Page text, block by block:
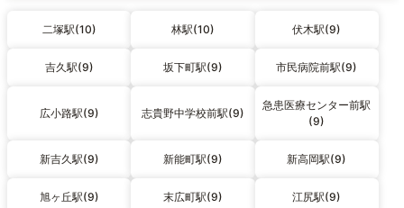
二塚駅(10) 林駅(10) 伏木駅(9)
吉久駅(9) 坂下町駅(9) 市民病院前駅(9)
広小路駅(9) 志貴野中学校前駅(9)
急患医療センター前駅
(9)
新吉久駅(9) 新能町駅(9) 新高岡駅(9)
旭ヶ丘駅(9) 末広町駅(9) 江尻駅(9)